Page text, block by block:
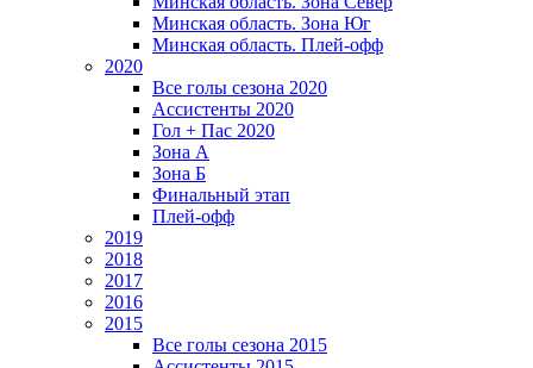
Минская область. Зона Юг
Минская область. Плей-офф
2020
Все голы сезона 2020
Ассистенты 2020
Гол + Пас 2020
Зона А
Зона Б
Финальный этап
Плей-офф
2019
2018
2017
2016
2015
Все голы сезона 2015